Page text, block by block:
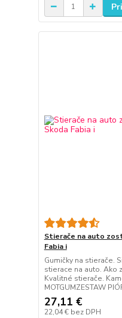
Stierače na auto
Fabia i
Gumičky na stierače.
stierace na auto. Ako
Kvalitné stierače.
MOTGUMZESTAW
27,11 €
22,04 € bez DPH